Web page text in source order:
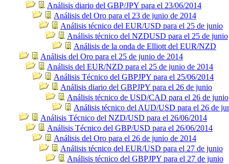
Análisis diario del GBP/JPY para el 23/06/2014
Análisis del Oro para el 23 de junio de 2014
Análisis técnico del EUR/USD para el 25 de junio
Análisis técnico del NZDUSD para el 25 de junio
Análisis de la onda de Elliott del EUR/NZD
Análisis del Oro para el 25 de junio de 2014
Análisis del EUR/NZD para el 25 de junio de 2014
Análisis Técnico del GBPJPY para el 25/06/2014
Análisis diario del GBPJPY para el 26 de junio
Análisis técnico de USD/CAD para el 26 de junio
Análisis técnico del AUD/USD para el 26 de
Análisis Técnico del NZD/USD para el 26/06/2014
Análisis Técnico del GBP/USD para el 26/06/2014
Análisis del Oro para el 26 de junio de 2014
Análisis técnico del EUR/USD para el 27 de junio
Análisis técnico del GBPJPY para el 27 de junio